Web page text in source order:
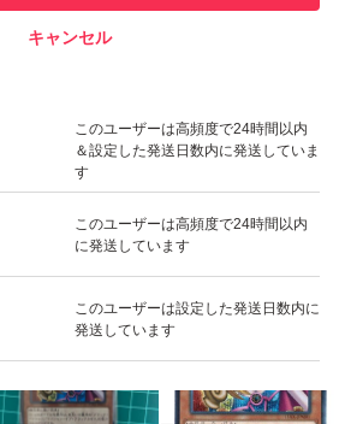
このユーザーは高頻度で24時間以内
＆設定した発送日数内に発送していま
す
このユーザーは高頻度で24時間以内
に発送しています
このユーザーは設定した発送日数内に
発送しています
キャンセル
いいね！
700